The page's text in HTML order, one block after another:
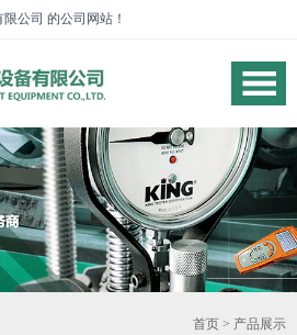
公司 的公司网站！
首页 > 产品展示